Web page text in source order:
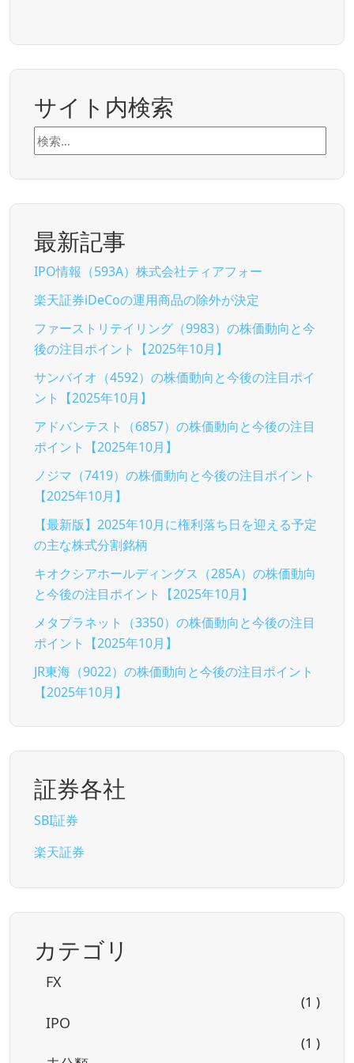
サイト内検索
検
索:
最新記事
IPO情報（593A）株式会社ティアフォー
楽天証券iDeCoの運用商品の除外が決定
ファーストリテイリング（9983）の株価動向と今
後の注目ポイント【2025年10月】
サンバイオ（4592）の株価動向と今後の注目ポイ
ント【2025年10月】
アドバンテスト（6857）の株価動向と今後の注目
ポイント【2025年10月】
ノジマ（7419）の株価動向と今後の注目ポイント
【2025年10月】
【最新版】2025年10月に権利落ち日を迎える予定
の主な株式分割銘柄
キオクシアホールディングス（285A）の株価動向
と今後の注目ポイント【2025年10月】
メタプラネット（3350）の株価動向と今後の注目
ポイント【2025年10月】
JR東海（9022）の株価動向と今後の注目ポイント
【2025年10月】
証券各社
SBI証券
楽天証券
カテゴリ
FX
(1 )
IPO
(1 )